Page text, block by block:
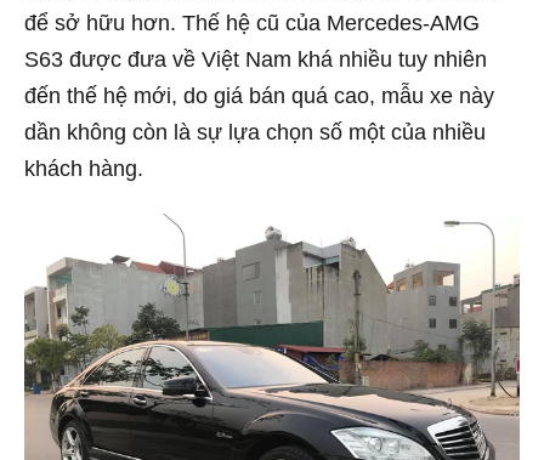
để sở hữu hơn. Thế hệ cũ của Mercedes-AMG
S63 được đưa về Việt Nam khá nhiều tuy nhiên
đến thế hệ mới, do giá bán quá cao, mẫu xe này
dần không còn là sự lựa chọn số một của nhiều
khách hàng.